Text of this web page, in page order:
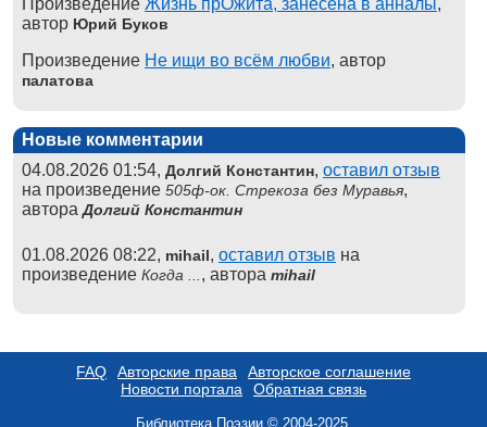
автор Юрий Буков
Произведение Не ищи во всём любви, автор
палатова
Новые комментарии
04.08.2026 01:54, Долгий Константин, оставил отзыв
на произведение 505ф-ок. Стрекоза без Муравья,
автораДолгий Константин
01.08.2026 08:22, mihail, оставил отзыв на
произведение Когда ... , автора mihail
FAQ Авторские права
Авторское соглашение
Новости портала
Обратная связь
Библиотека Поэзии © 2004-2025.